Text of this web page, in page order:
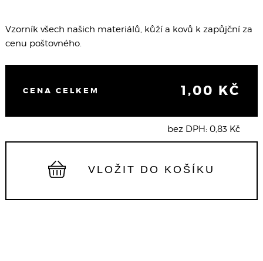
Vzorník všech našich materiálů, kůží a kovů k zapůjční za
cenu poštovného.
CENA CELKEM 1,00 KČ
bez DPH: 0,83 Kč
VLOŽIT DO KOŠÍKU